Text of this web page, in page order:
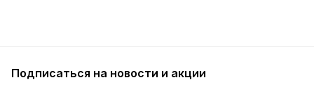
Подписаться на новости и акции